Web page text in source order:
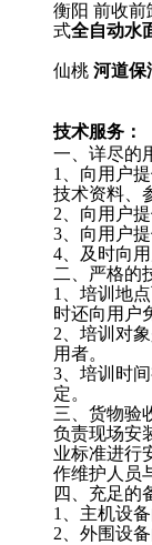
衡阳 前收前
式全自动水
仙桃 河道保
技术服务：
一、详尽的
1、向用户
技术资料、
2、向用户
3、向用户
4、及时向
二、严格的
1、培训地
时还向用户
2、培训对
用者。
3、培训时
定。
三、货物验
负责现场安
业标准进行
作维护人员
四、充足的
1、主机设
2、外围设